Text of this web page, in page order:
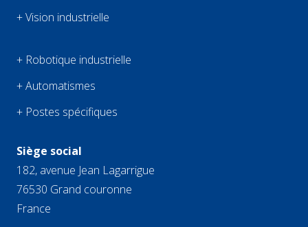
+ Vision industrielle
+ Robotique industrielle
+ Automatismes
+ Postes spécifiques
Siège social
182, avenue Jean Lagarrigue
76530 Grand couronne
France